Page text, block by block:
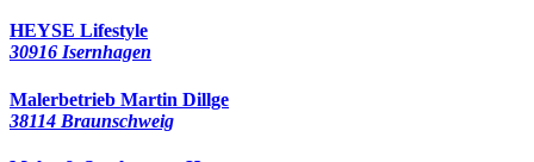
HEYSE Lifestyle
30916 Isernhagen
Malerbetrieb Martin Dillge
38114 Braunschweig